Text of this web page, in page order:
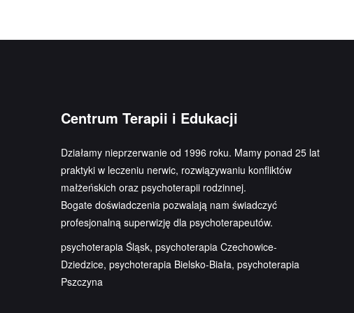
Centrum Terapii i Edukacji
Działamy nieprzerwanie od 1996 roku. Mamy ponad 25 lat
praktyki w leczeniu nerwic, rozwiązywaniu konfliktów
małżeńskich oraz psychoterapii rodzinnej.
Bogate doświadczenia pozwalają nam świadczyć
profesjonalną superwizję dla psychoterapeutów.
psychoterapia Śląsk, psychoterapia Czechowice-
Dziedzice, psychoterapia Bielsko-Biała, psychoterapia
Pszczyna